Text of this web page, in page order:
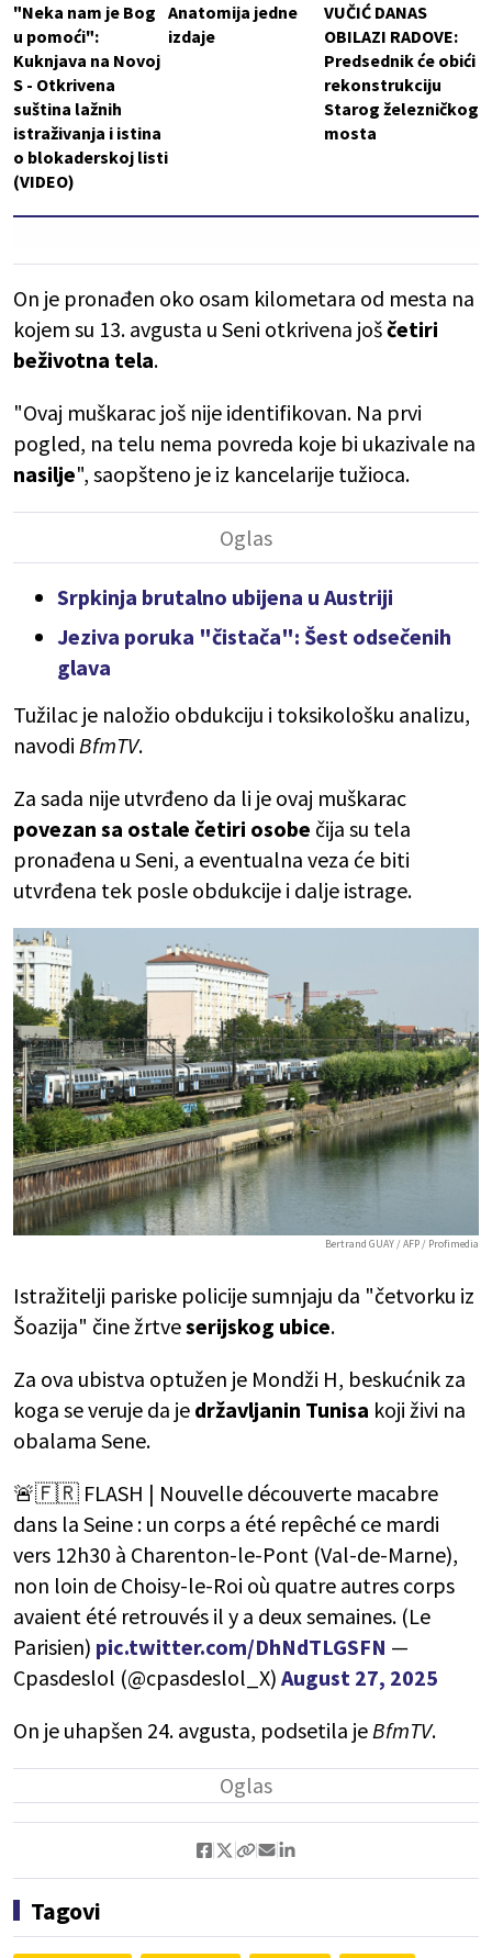
"Neka nam je Bog
u pomoći":
Kuknjava na Novoj
S - Otkrivena
suština lažnih
istraživanja i istina
o blokaderskoj listi
(VIDEO)
Anatomija jedne
izdaje
VUČIĆ DANAS
OBILAZI RADOVE:
Predsednik će obići
rekonstrukciju
Starog železničkog
mosta
On je pronađen oko osam kilometara od mesta na
kojem su 13. avgusta u Seni otkrivena joščetiri
beživotna tela.
"Ovaj muškarac još nije identifikovan. Na prvi
pogled, na telu nema povreda koje bi ukazivale na
nasilje", saopšteno je iz kancelarije tužioca.
Srpkinja brutalno ubijena u Austriji
Jeziva poruka "čistača": Šest odsečenih
glava
Tužilac je naložio obdukciju i toksikološku analizu,
navodi BfmTV.
Za sada nije utvrđeno da li je ovaj muškarac
povezan sa ostale četiri osobe čija su tela
pronađena u Seni, a eventualna veza će biti
utvrđena tek posle obdukcije i dalje istrage.
Bertrand GUAY / AFP / Profimedia
Istražitelji pariske policije sumnjaju da "četvorku iz
Šoazija" čine žrtveserijskog ubice.
Za ova ubistva optužen je Mondži H, beskućnik za
koga se veruje da je državljanin Tunisa koji živi na
obalama Sene.
🚨🇫🇷 FLASH | Nouvelle découverte macabre
dans la Seine : un corps a été repêché ce mardi
vers 12h30 à Charenton-le-Pont (Val-de-Marne),
non loin de Choisy-le-Roi où quatre autres corps
avaient été retrouvés il y a deux semaines. (Le
Parisien) pic.twitter.com/DhNdTLGSFN —
Cpasdeslol (@cpasdeslol_X) August 27, 2025
On je uhapšen 24. avgusta, podsetila je BfmTV.
Tagovi